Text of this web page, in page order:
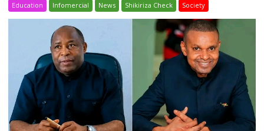
Education Infomercial News Shikiriza Check Society